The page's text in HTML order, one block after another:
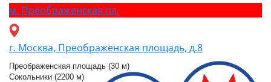
м. Преображенская пл.
г. Москва, Преображенская площадь, д.8
Преображенская площадь (30 м)
Сокольники (2200 м)